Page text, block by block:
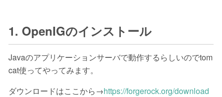
1. OpenIGのインストール
Javaのアプリケーションサーバで動作するらしいのでtom
cat使ってやってみます。
ダウンロードはここから→https://forgerock.org/download